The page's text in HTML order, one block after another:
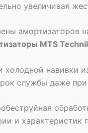
увеличивая
амортизаторов
MTS
холодной навивки
службы даже
и